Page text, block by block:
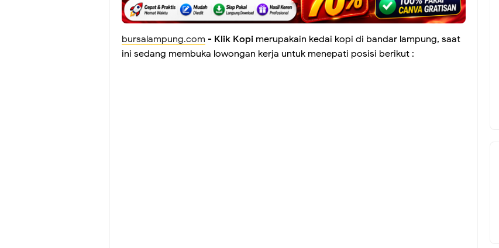
bursalampung.com - Klik Kopi merupakain kedai kopi di bandar lampung, saat
ini sedang membuka lowongan kerja untuk menepati posisi berikut :